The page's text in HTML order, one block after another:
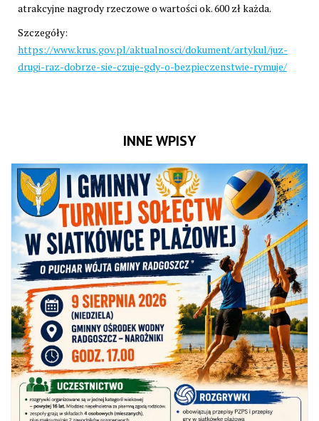
atrakcyjne nagrody rzeczowe o wartości ok. 600 zł każda.
Szczegóły:
https://www.krus.gov.pl/aktualnosci/dokument/artykul/juz-
drugi-raz-dobrze-sie-czuje-gdy-o-bezpieczenstwie-rymuje/
INNE WPISY